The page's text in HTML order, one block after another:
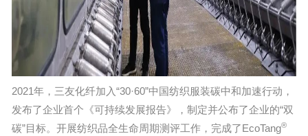
2021年，三友化纤加入“30·60”中国纺织服装碳中和加速行动，
发布了企业首个《可持续发展报告》，制定并公布了企业的“双
碳”目标。开展纺织品全生命周期测评工作，完成了EcoTang®